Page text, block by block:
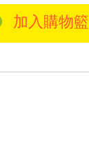
加入購物籃